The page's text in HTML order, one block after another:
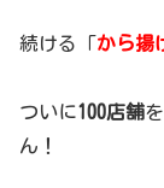
続ける「から揚
ついに100店舗
ん！